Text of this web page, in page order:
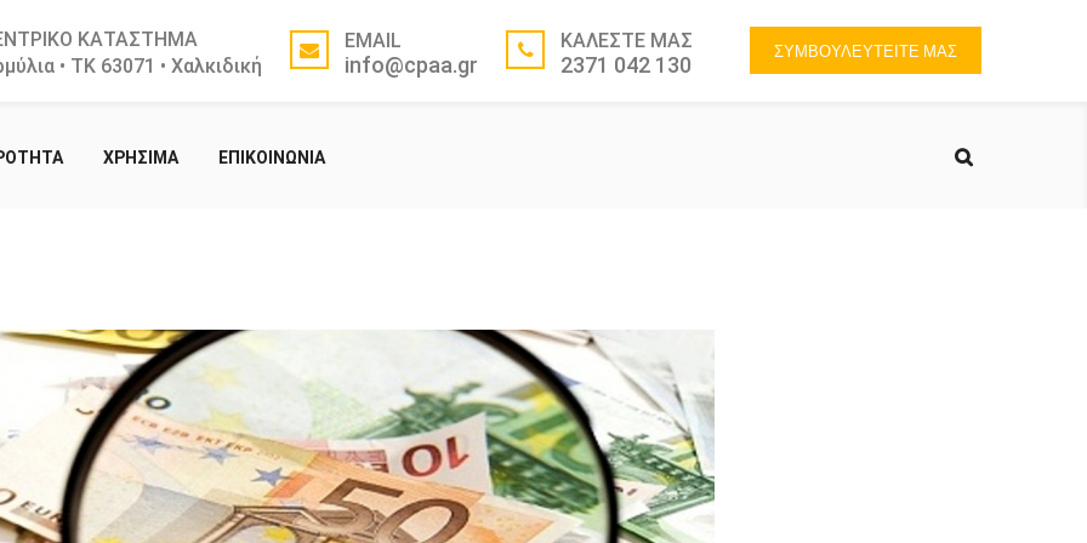
ΣΥΜΒΟΥΛΕΥΤΕΙΤΕ ΜΑΣ
ΚΑΤΑΣΤΗΜΑ
• ΤΚ 63071 • Χαλκιδική
EMAIL
info@cpaa.gr
ΚΑΛΕΣΤΕ ΜΑΣ
2371 042 130
ΧΡΗΣΙΜΑ ΕΠΙΚΟΙΝΩΝΙΑ